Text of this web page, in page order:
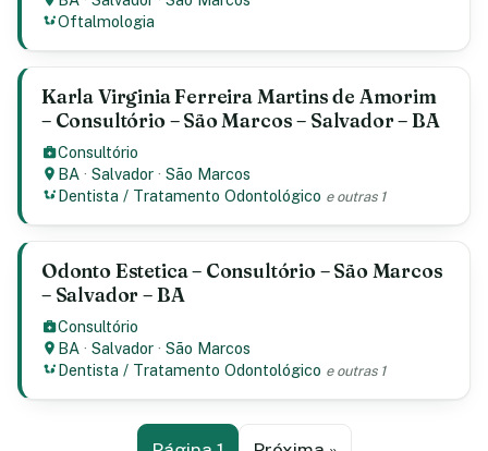
Oftalmologia
Karla Virginia Ferreira Martins de Amorim
– Consultório – São Marcos – Salvador – BA
Consultório
BA ·Salvador ·São Marcos
Dentista / Tratamento Odontológico e outras 1
Odonto Estetica – Consultório – São Marcos
– Salvador – BA
Consultório
BA ·Salvador ·São Marcos
Dentista / Tratamento Odontológico e outras 1